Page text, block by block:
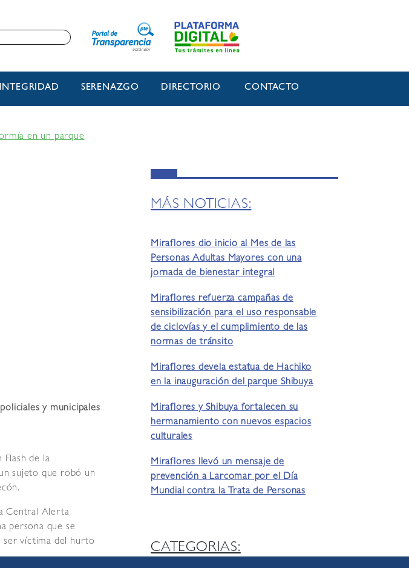
INTEGRIDAD SERENAZGO DIRECTORIO CONTACTO
en un parque
y municipales
Flash de la
sujeto que robó un
Central Alerta
persona que se
ser víctima del hurto
MÁS NOTICIAS:
Miraflores dio inicio al Mes de las
Personas Adultas Mayores con una
jornada de bienestar integral
Miraflores refuerza campañas de
sensibilización para el uso responsable
de ciclovías y el cumplimiento de las
normas de tránsito
Miraflores devela estatua de Hachiko
en la inauguración del parque Shibuya
Miraflores y Shibuya fortalecen su
hermanamiento con nuevos espacios
culturales
Miraflores llevó un mensaje de
prevención a Larcomar por el Día
Mundial contra la Trata de Personas
CATEGORIAS: